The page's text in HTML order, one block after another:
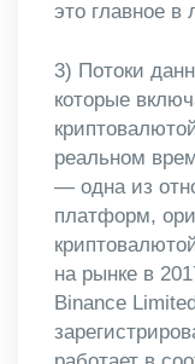
это главное в
3) Потоки
которые
реальном
— одна из
платформ,
на рынке в
Binance